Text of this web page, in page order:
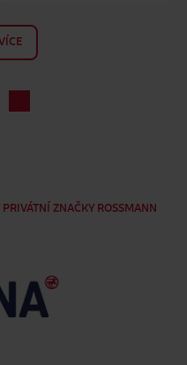
PRIVÁTNÍ ZNAČKY ROSSMANN